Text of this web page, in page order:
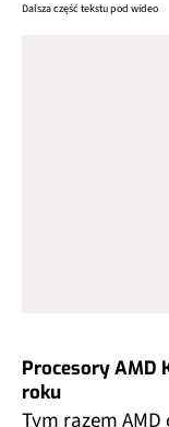
Dalsza część tekstu pod wideo
Procesory AMD
roku
Tym razem